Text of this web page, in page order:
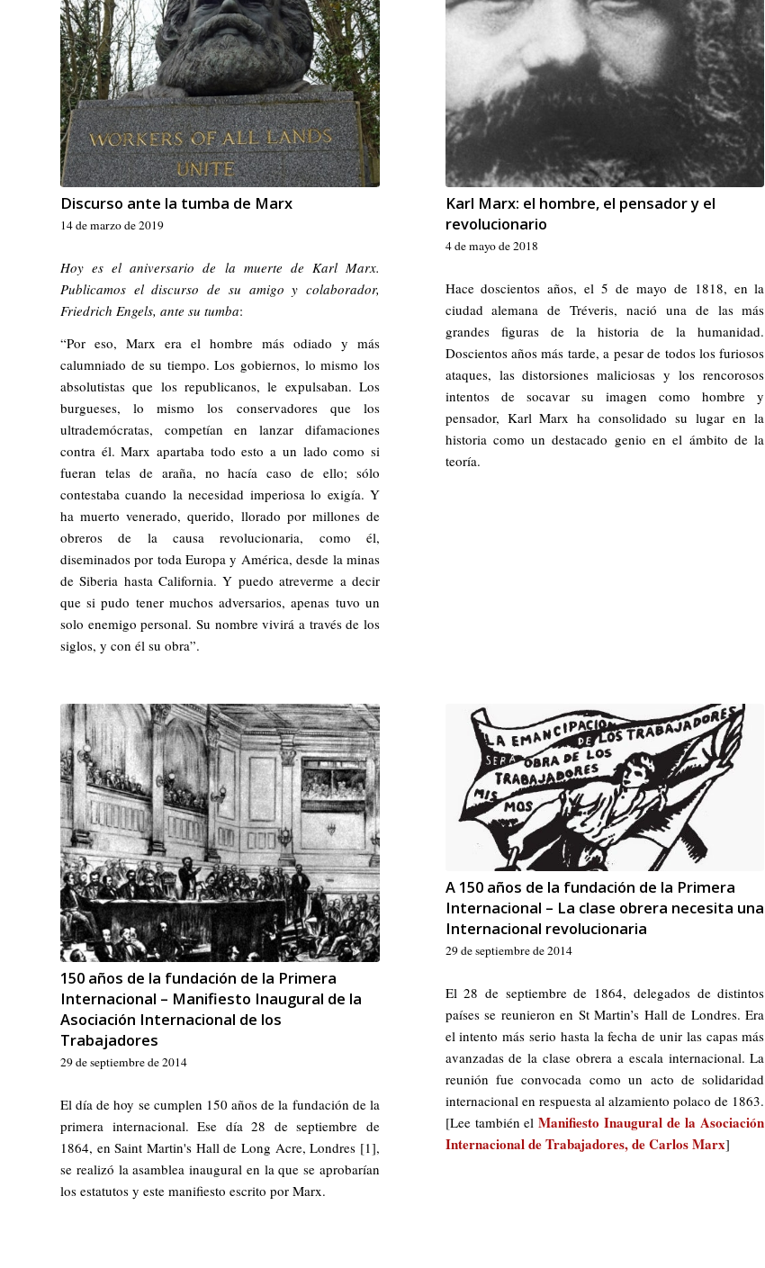
Discurso ante la tumba de Marx
14 de marzo de 2019
Hoy es el aniversario de la muerte de Karl Marx.
Publicamos el discurso de su amigo y colaborador,
Friedrich Engels, ante su tumba:
“Por eso, Marx era el hombre más odiado y más
calumniado de su tiempo. Los gobiernos, lo mismo los
absolutistas que los republicanos, le expulsaban. Los
burgueses, lo mismo los conservadores que los
ultrademócratas, competían en lanzar difamaciones
contra él. Marx apartaba todo esto a un lado como si
fueran telas de araña, no hacía caso de ello; sólo
contestaba cuando la necesidad imperiosa lo exigía. Y
ha muerto venerado, querido, llorado por millones de
obreros de la causa revolucionaria, como él,
diseminados por toda Europa y América, desde la minas
de Siberia hasta California. Y puedo atreverme a decir
que si pudo tener muchos adversarios, apenas tuvo un
solo enemigo personal. Su nombre vivirá a través de los
siglos, y con él su obra”.
Karl Marx: el hombre, el pensador y el
revolucionario
4 de mayo de 2018
Hace doscientos años, el 5 de mayo de 1818, en la
ciudad alemana de Tréveris, nació una de las más
grandes figuras de la historia de la humanidad.
Doscientos años más tarde, a pesar de todos los furiosos
ataques, las distorsiones maliciosas y los rencorosos
intentos de socavar su imagen como hombre y
pensador, Karl Marx ha consolidado su lugar en la
historia como un destacado genio en el ámbito de la
teoría.
150 años de la fundación de la Primera
Internacional – Manifiesto Inaugural de la
Asociación Internacional de los
Trabajadores
29 de septiembre de 2014
El día de hoy se cumplen 150 años de la fundación de la
primera internacional. Ese día 28 de septiembre de
1864, en Saint Martin's Hall de Long Acre, Londres [1],
se realizó la asamblea inaugural en la que se aprobarían
los estatutos y este manifiesto escrito por Marx.
A 150 años de la fundación de la Primera
Internacional – La clase obrera necesita una
Internacional revolucionaria
29 de septiembre de 2014
El 28 de septiembre de 1864, delegados de distintos
países se reunieron en St Martin’s Hall de Londres. Era
el intento más serio hasta la fecha de unir las capas más
avanzadas de la clase obrera a escala internacional. La
reunión fue convocada como un acto de solidaridad
internacional en respuesta al alzamiento polaco de 1863.
[Lee también elManifiesto Inaugural de la Asociación
Internacional de Trabajadores, de Carlos Marx]